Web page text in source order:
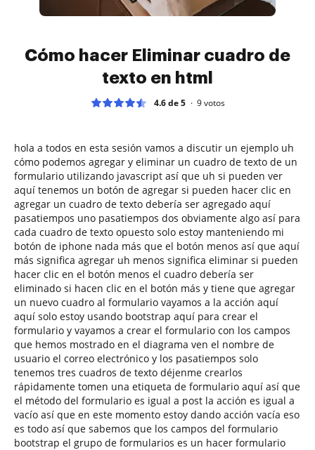
Cómo hacer Eliminar cuadro de
texto en html
4.6 de 5 9votos
hola a todos en esta sesión vamos a discutir un ejemplo uh
cómo podemos agregar y eliminar un cuadro de texto de un
formulario utilizando javascript así que uh si pueden ver
aquí tenemos un botón de agregar si pueden hacer clic en
agregar un cuadro de texto debería ser agregado aquí
pasatiempos uno pasatiempos dos obviamente algo así para
cada cuadro de texto opuesto solo estoy manteniendo mi
botón de iphone nada más que el botón menos así que aquí
más significa agregar uh menos significa eliminar si pueden
hacer clic en el botón menos el cuadro debería ser
eliminado si hacen clic en el botón más y tiene que agregar
un nuevo cuadro al formulario vayamos a la acción aquí
aquí solo estoy usando bootstrap aquí para crear el
formulario y vayamos a crear el formulario con los campos
que hemos mostrado en el diagrama ven el nombre de
usuario el correo electrónico y los pasatiempos solo
tenemos tres cuadros de texto déjenme crearlos
rápidamente tomen una etiqueta de formulario aquí así que
el método del formulario es igual a post la acción es igual a
vacío así que en este momento estoy dando acción vacía eso
es todo así que sabemos que los campos del formulario
bootstrap el grupo de formularios es un hacer formulario